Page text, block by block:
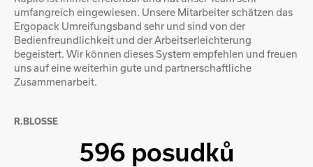
umfangreich eingewiesen. Unsere Mitarbeiter schätzen das
Ergopack Umreifungsband sehr und sind von der
Bedienfreundlichkeit und der Arbeitserleichterung
begeistert. Wir können dieses System empfehlen und freuen
uns auf eine weiterhin gute und partnerschaftliche
Zusammenarbeit.
R.BLOSSE
596 posudků